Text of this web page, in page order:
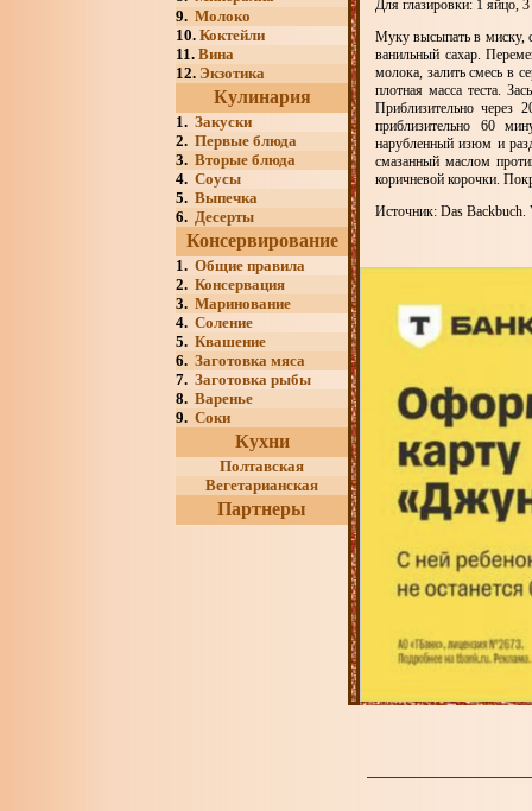
9. Молоко
10. Коктейли
11. Вина
12. Экзотика
Кулинария
1. Закуски
2. Первые блюда
3. Вторые блюда
4. Соусы
5. Выпечка
6. Десерты
Консервирование
1. Общие правила
2. Консервация
3. Маринование
4. Соление
5. Квашение
6. Заготовка мяса
7. Заготовка рыбы
8. Варенье
9. Соки
Кухни
Полтавская
Вегетарианская
Партнеры
Для глазировки: 1 яйцо,
Муку высыпать в миску,
ванильный сахар.
молока, залить смесь в
плотная масса теста.
Приблизительно через
приблизительно 60
нарубленный изюм и
смазанный маслом
коричневой корочки.
Источник: Das Backbuch.